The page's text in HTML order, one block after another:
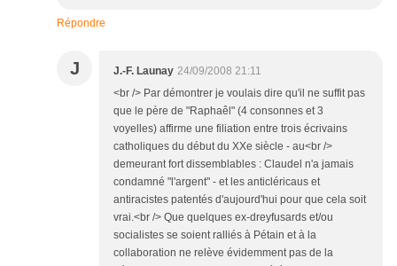
Répondre
J J.-F. Launay 24/09/2008 21:11
<br /> Par démontrer je voulais dire qu'il ne suffit pas
que le père de "Raphaêl" (4 consonnes et 3
voyelles) affirme une filiation entre trois écrivains
catholiques du début du XXe siècle - au<br />
demeurant fort dissemblables : Claudel n'a jamais
condamné "l'argent" - et les anticléricaus et
antiracistes patentés d'aujourd'hui pour que cela soit
vrai.<br /> Que quelques ex-dreyfusards et/ou
socialistes se soient ralliés à Pétain et à la
collaboration ne relève évidemment pas de la